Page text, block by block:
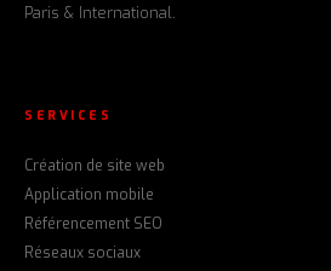
Paris & International.
SERVICES
Création de site web
Application mobile
Référencement SEO
Réseaux sociaux